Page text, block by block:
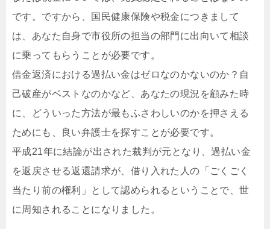
です。ですから、国民健康保険や税金につきまして
は、あなた自身で市役所の担当の部門に出向いて相談
に乗ってもらうことが必要です。
借金返済における過払い金はゼロなのかないのか？自
己破産がベストなのかなど、あなたの現況を顧みた時
に、どういった方法が最もふさわしいのかを押さえる
ためにも、良い弁護士を探すことが必要です。
平成21年に結論が出された裁判が元となり、過払い金
を返戻させる返還請求が、借り入れた人の「ごくごく
当たり前の権利」として認められるということで、世
に周知されることになりました。